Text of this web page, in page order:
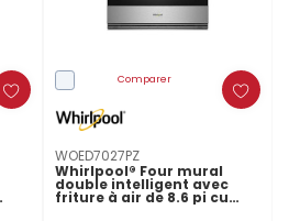
Comparer
WOED7027PZ
Whirlpool® Four mural
double intelligent avec
friture à air de 8.6 pi cu